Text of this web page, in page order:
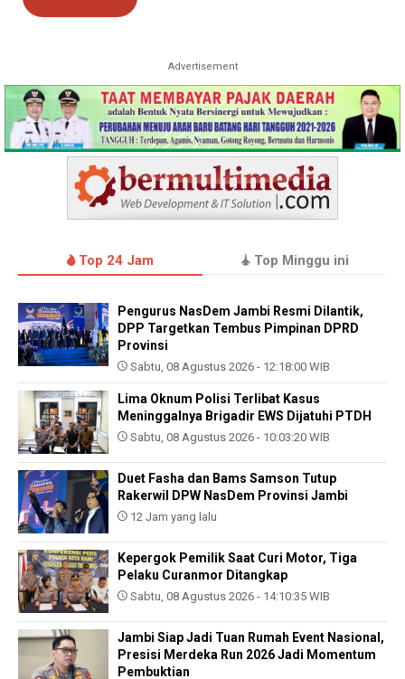
Advertisement
Top 24 Jam Top Minggu ini
Pengurus NasDem Jambi Resmi Dilantik,
DPP Targetkan Tembus Pimpinan DPRD
Provinsi
Sabtu, 08 Agustus 2026 - 12:18:00 WIB
Lima Oknum Polisi Terlibat Kasus
Meninggalnya Brigadir EWS Dijatuhi PTDH
Sabtu, 08 Agustus 2026 - 10:03:20 WIB
Duet Fasha dan Bams Samson Tutup
Rakerwil DPW NasDem Provinsi Jambi
12 Jam yang lalu
Kepergok Pemilik Saat Curi Motor, Tiga
Pelaku Curanmor Ditangkap
Sabtu, 08 Agustus 2026 - 14:10:35 WIB
Jambi Siap Jadi Tuan Rumah Event Nasional,
Presisi Merdeka Run 2026 Jadi Momentum
Pembuktian